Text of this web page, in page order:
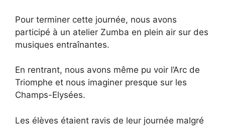
Pour terminer cette journée, nous avons
participé à un atelier Zumba en plein air sur des
musiques entraînantes.
En rentrant, nous avons même pu voir l’Arc de
Triomphe et nous imaginer presque sur les
Champs-Elysées.
Les élèves étaient ravis de leur journée malgré